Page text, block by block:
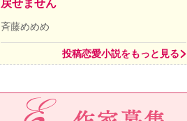
戻せません
斉藤めめめ
投稿恋愛小説をもっと見る